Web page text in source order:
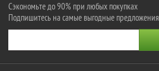
Сэкономьте до 90% при любых покупках
Подпишитесь на самые выгодные предложения